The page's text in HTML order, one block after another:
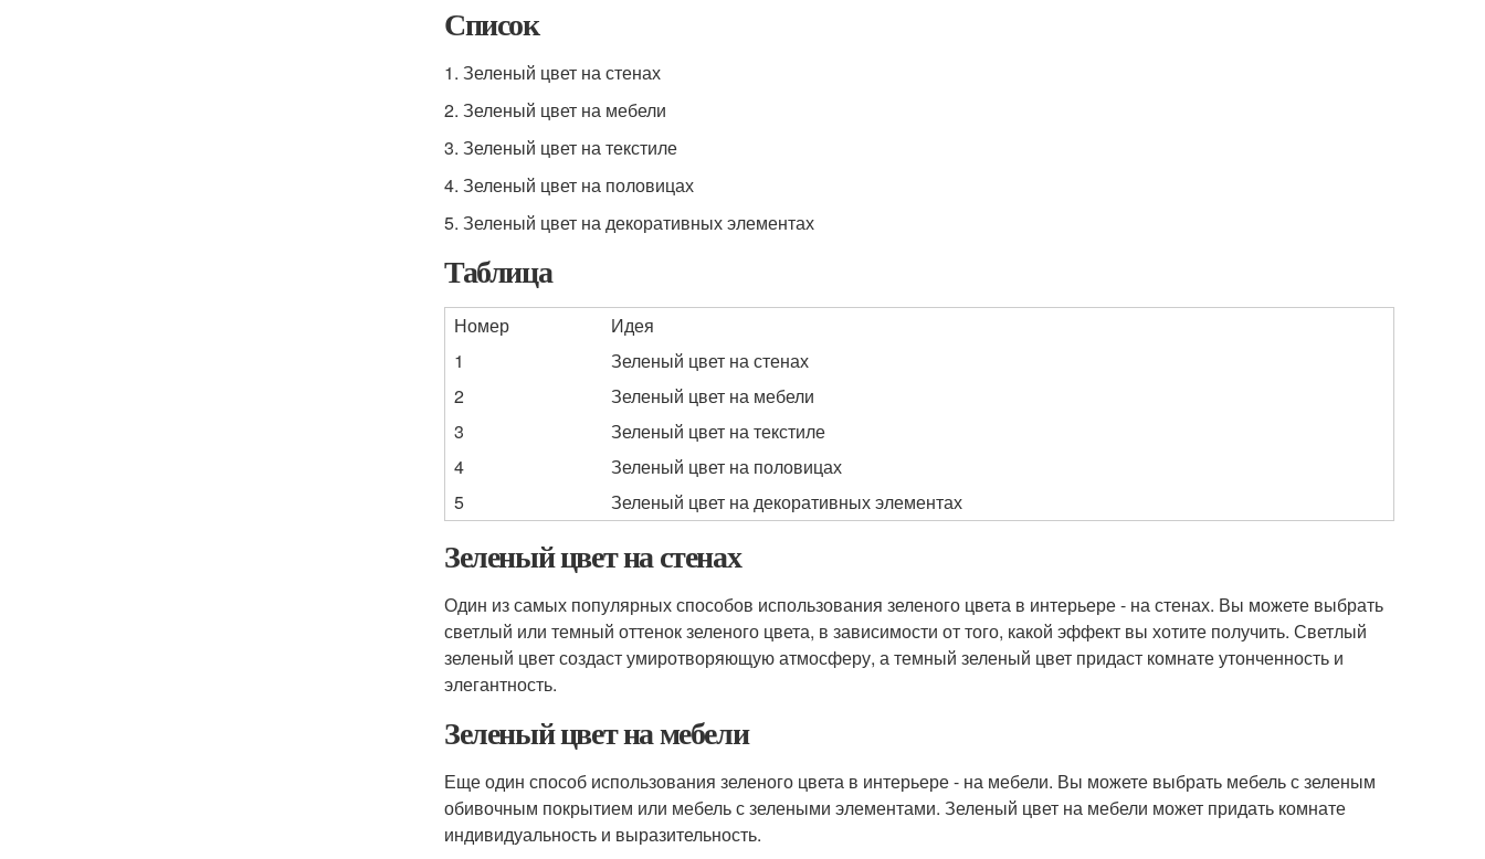
Список
1. Зеленый цвет на стенах
2. Зеленый цвет на мебели
3. Зеленый цвет на текстиле
4. Зеленый цвет на половицах
5. Зеленый цвет на декоративных элементах
Таблица
Номер
Идея
1
Зеленый цвет на стенах
2
Зеленый цвет на мебели
3
Зеленый цвет на текстиле
4
Зеленый цвет на половицах
5
Зеленый цвет на декоративных элементах
Зеленый цвет на стенах
Один из самых популярных способов использования зеленого цвета в интерьере - на стенах. Вы можете выбрать
светлый или темный оттенок зеленого цвета, в зависимости от того, какой эффект вы хотите получить. Светлый
зеленый цвет создаст умиротворяющую атмосферу, а темный зеленый цвет придаст комнате утонченность и
элегантность.
Зеленый цвет на мебели
Еще один способ использования зеленого цвета в интерьере - на мебели. Вы можете выбрать мебель с зеленым
обивочным покрытием или мебель с зелеными элементами. Зеленый цвет на мебели может придать комнате
индивидуальность и выразительность.